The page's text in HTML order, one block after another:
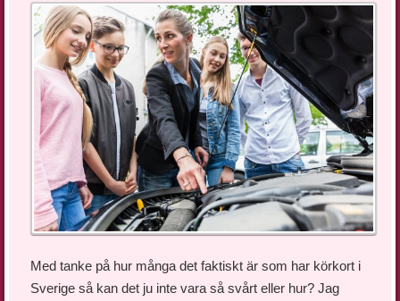
Med tanke på hur många det faktiskt är som har körkort i
Sverige så kan det ju inte vara så svårt eller hur? Jag